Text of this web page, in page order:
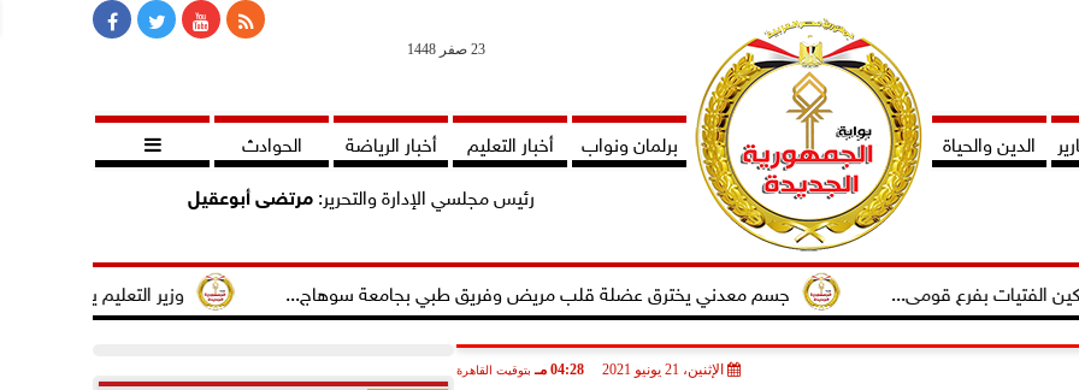
23 صفر 1448
الدين والحياة برلمان ونواب أخبار التعليم أخبار الرياضة الحوادث

رئيس مجلسي الإدارة والتحرير:مرتضى أبوعقيل
وزير التعليم يجتمع بمديري جسم معدني يخترق عضلة قلب مريض وفريق طبي بجامعة سوهاج... بفرع قومى...
الإثنين، 21 يونيو 2021 04:28 مـ بتوقيت القاهرة